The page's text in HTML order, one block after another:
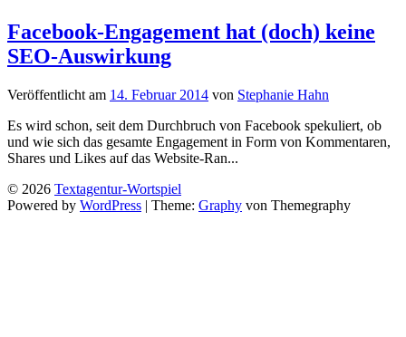
Facebook-Engagement hat (doch) keine
SEO-Auswirkung
Veröffentlicht am 14. Februar 2014 von Stephanie Hahn
Es wird schon, seit dem Durchbruch von Facebook spekuliert, ob
und wie sich das gesamte Engagement in Form von Kommentaren,
Shares und Likes auf das Website-Ran...
© 2026 Textagentur-Wortspiel
Powered by WordPress | Theme: Graphy von Themegraphy